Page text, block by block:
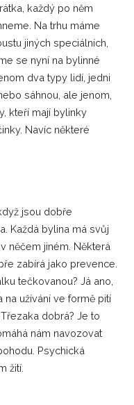
každý po něm
Na trhu máme
jiných speciálních,
se nyní na bylinné
dva typy lidí, jedni
sáhnou, ale jenom,
kteří mají bylinky
Navíc některé
jsou dobře
Každá bylina má svůj
něčem jiném. Některá
zabírá jako prevence.
tečkovanou? Já ano,
užívání ve formě pití
dobrá? Je to
nám navozovat
Psychická
žití.